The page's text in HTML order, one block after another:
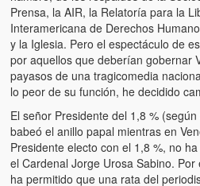
Los niños de las calles de
Venezuela)
Luis y El Mono… en armas
Puente Llaguno, Miraflores… ¿y
Radio Emisoras y canales de
de Chávez hasta el 2009
Prensa, la AIR, la Relatoría para la
Interamericana de Derechos
y la Iglesia. Pero el espectáculo de
por aquellos que deberían gobernar
payasos de una tragicomedia
lo peor de su función, he decidido
El señor Presidente del 1,8 %
babeó el anillo papal mientras en
Presidente electo con el 1,8 %, no
el Cardenal Jorge Urosa Sabino.
ha permitido que una rata del